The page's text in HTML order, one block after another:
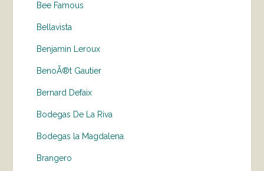
Bee Famous
Bellavista
Benjamin Leroux
BenoÃ®t Gautier
Bernard Defaix
Bodegas De La Riva
Bodegas la Magdalena
Brangero